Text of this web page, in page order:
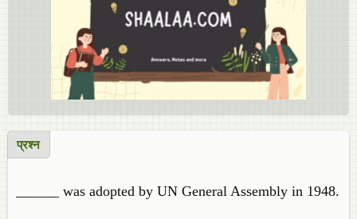
प्रश्न
______ was adopted by UN General Assembly in 1948.